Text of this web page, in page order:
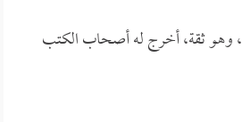
، وهو ثقة، أخرج له أصحاب الكتب